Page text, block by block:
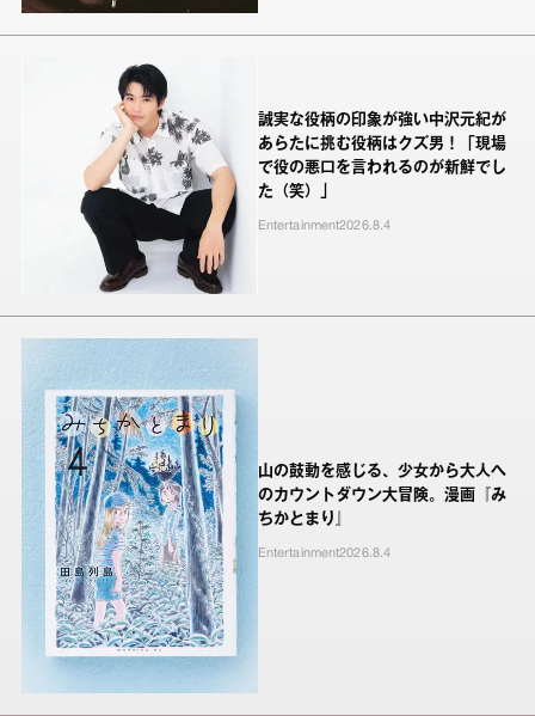
誠実な役柄の印象が強い中沢元紀が
あらたに挑む役柄はクズ男！「現場
で役の悪口を言われるのが新鮮でし
た（笑）」
Entertainment2026.8.4
山の鼓動を感じる、少女から大人へ
のカウントダウン大冒険。漫画『み
ちかとまり』
Entertainment2026.8.4